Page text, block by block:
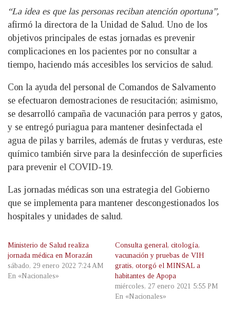
“La idea es que las personas reciban atención oportuna”,
afirmó la directora de la Unidad de Salud. Uno de los
objetivos principales de estas jornadas es prevenir
complicaciones en los pacientes por no consultar a
tiempo, haciendo más accesibles los servicios de salud.
Con la ayuda del personal de Comandos de Salvamento
se efectuaron demostraciones de resucitación; asimismo,
se desarrolló campaña de vacunación para perros y gatos,
y se entregó puriagua para mantener desinfectada el
agua de pilas y barriles, además de frutas y verduras, este
químico también sirve para la desinfección de superficies
para prevenir el COVID-19.
Las jornadas médicas son una estrategia del Gobierno
que se implementa para mantener descongestionados los
hospitales y unidades de salud.
Ministerio de Salud realiza
jornada médica en Morazán
sábado, 29 enero 2022 7:24 AM
En «Nacionales»
Consulta general, citología,
vacunación y pruebas de VIH
gratis, otorgó el MINSAL a
habitantes de Apopa
miércoles, 27 enero 2021 5:55 PM
En «Nacionales»